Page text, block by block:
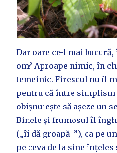
Dar oare ce-l mai
om? Aproape nimic, în
temeinic. Firescul nu îl
pentru că între
obișnuiește să așeze un
Binele și frumosul îl
(„îi dă groapă !”), ca pe
pe ceva de la sine